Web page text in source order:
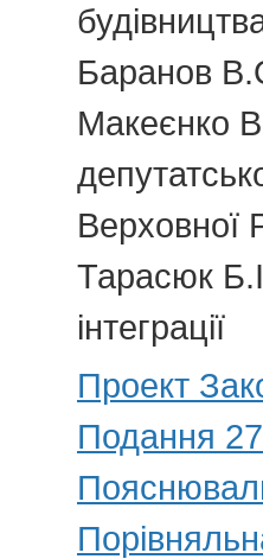
Баранов
Макеєнко
Верховної
Тарасюк
інтеграції
Проект
Подання